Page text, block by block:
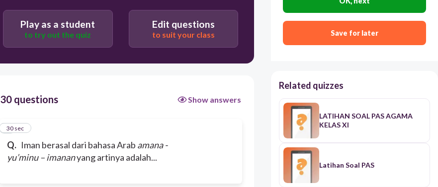
Utsman bin Affan
Play as a student
to try out the quiz
Edit questions
to suit your class
30 questions Show answers
Q. Iman berasal dari bahasa Arab amana -
yu’minu – imananyang artinya adalah...
1
30 sec
Save for later
Related quizzes
LATIHAN SOAL PAS AGAMA
KELAS XI
Latihan Soal PAS